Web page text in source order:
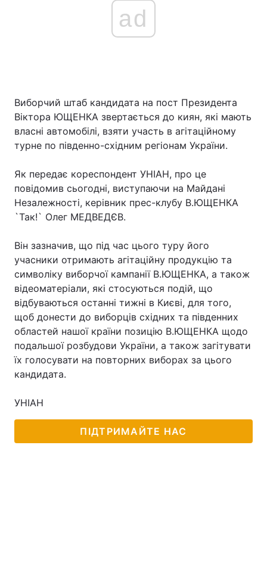
Головна Війна
Україна Політика
Економіка Світ
Спорт
Техно і зв'язок
Інциденти
ad
Виборчий штаб кандидата на пост Президента
Віктора ЮЩЕНКА звертається до киян, які мають
власні автомобілі, взяти участь в агітаційному
турне по південно-східним регіонам України.
Як передає кореспондент УНІАН, про це
повідомив сьогодні, виступаючи на Майдані
Незалежності, керівник прес-клубу В.ЮЩЕНКА
`Так!` Олег МЕДВЕДЄВ.
Він зазначив, що під час цього туру його
учасники отримають агітаційну продукцію та
символіку виборчої кампанії В.ЮЩЕНКА, а також
відеоматеріали, які стосуються подій, що
відбуваються останні тижні в Києві, для того,
щоб донести до виборців східних та південних
областей нашої країни позицію В.ЮЩЕНКА щодо
подальшої розбудови України, а також загітувати
їх голосувати на повторних виборах за цього
кандидата.
УНІАН
ПІДТРИМАЙТЕ НАС